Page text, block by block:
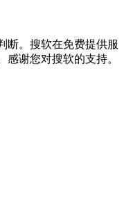
断。搜软在免费提供服
谢您对搜软的支持。